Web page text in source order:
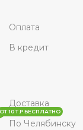
Оплата
В кредит
Доставка
По Челябинску
ОТ 10 Т.Р БЕСПЛАТНО